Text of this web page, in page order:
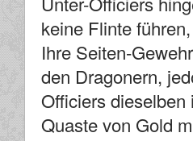
keine Flinte
Ihre Seiten-
den Dragonern,
Officiers
Quaste von Gold